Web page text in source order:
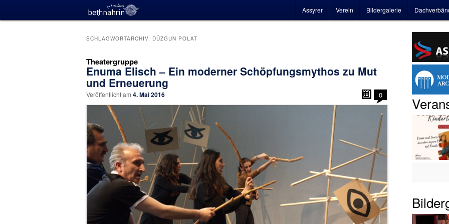
Hauptmenü
Assyrer Verein Bildergalerie
SCHLAGWORTARCHIV: DÜZGUN POLAT
Theatergruppe
Enuma Elisch – Ein moderner Schöpfungsmythos zu Mut
und Erneuerung
Veröffentlicht am 4. Mai 2016 0